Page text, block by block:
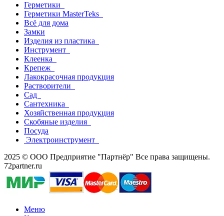
Герметики
Герметики MasterTeks
Всё для дома
Замки
Изделия из пластика
Инструмент
Клеенка
Крепеж
Лакокрасочная продукция
Растворители
Сад
Сантехника
Хозяйственная продукция
Скобяные изделия
Посуда
Электроинструмент
2025 © ООО Предприятие "Партнёр" Все права защищены.
72partner.ru
Меню